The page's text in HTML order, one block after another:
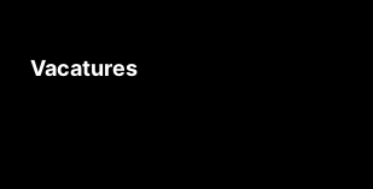
Vacatures